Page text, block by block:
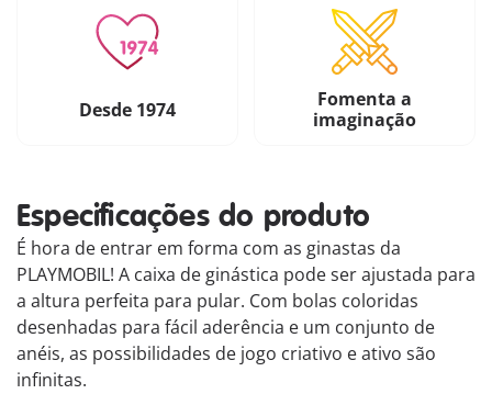
Desde 1974
Fomenta a
imaginação
Especificações do produto
É hora de entrar em forma com as ginastas da
PLAYMOBIL! A caixa de ginástica pode ser ajustada para
a altura perfeita para pular. Com bolas coloridas
desenhadas para fácil aderência e um conjunto de
anéis, as possibilidades de jogo criativo e ativo são
infinitas.